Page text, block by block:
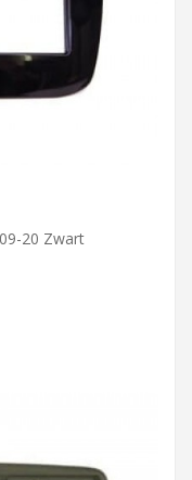
20 Zwart